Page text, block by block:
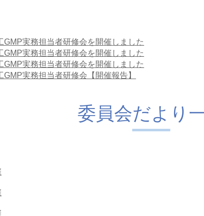
GMP実務担当者研修会を開催しました
GMP実務担当者研修会を開催しました
GMP実務担当者研修会を開催しました
GMP実務担当者研修会【開催報告】
委員会だより